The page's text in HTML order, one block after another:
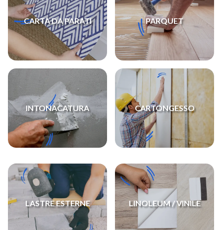
CARTA DA PARATI PARQUET
INTONACATURA CARTONGESSO
LASTRE ESTERNE LINOLEUM / VINILE